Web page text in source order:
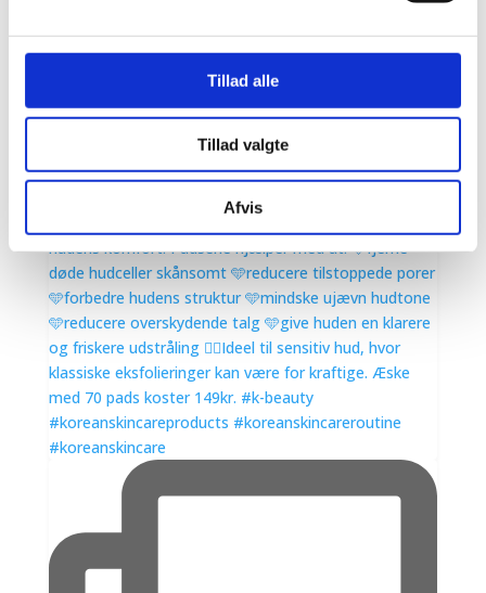
Tillad alle
Tillad valgte
Afvis
Open post by beauty.by.m.dk with ID